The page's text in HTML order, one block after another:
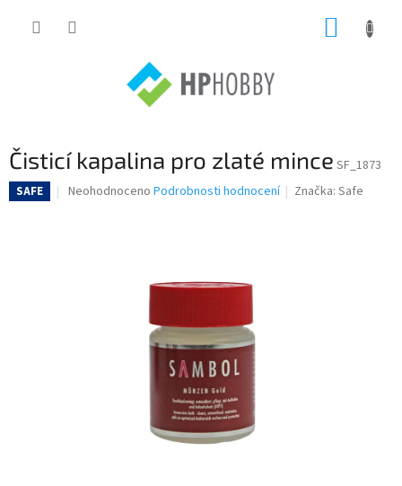
Čisticí kapalina pro zlaté mince SF_1873
SAFE
Průměrné
Neohodnoceno Podrobnosti hodnocení Značka:Safe